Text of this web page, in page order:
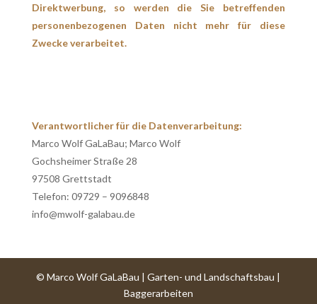
Direktwerbung, so werden die Sie betreffenden
personenbezogenen Daten nicht mehr für diese
Zwecke verarbeitet.
Verantwortlicher für die Datenverarbeitung:
Marco Wolf GaLaBau; Marco Wolf
Gochsheimer Straße 28
97508 Grettstadt
Telefon: 09729 – 9096848
info@mwolf-galabau.de
© Marco Wolf GaLaBau | Garten- und Landschaftsbau |
Baggerarbeiten